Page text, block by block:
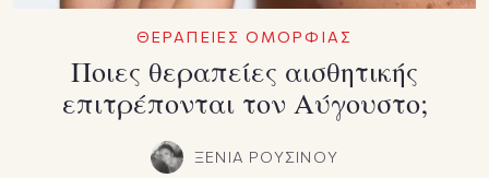
ΘΕΡΑΠΕΙΕΣ ΟΜΟΡΦΙΑΣ
Ποιες θεραπείες αισθητικής
επιτρέπονται τον Αύγουστο;
ΞΕΝΙΑ ΡΟΥΣΙΝΟΥ